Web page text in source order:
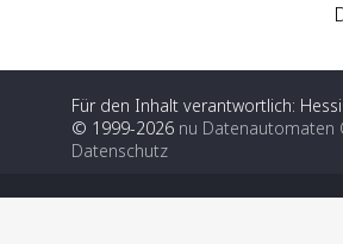
Für den Inhalt verantwortlich:
© 1999-2026 nu Datenautomaten
Datenschutz